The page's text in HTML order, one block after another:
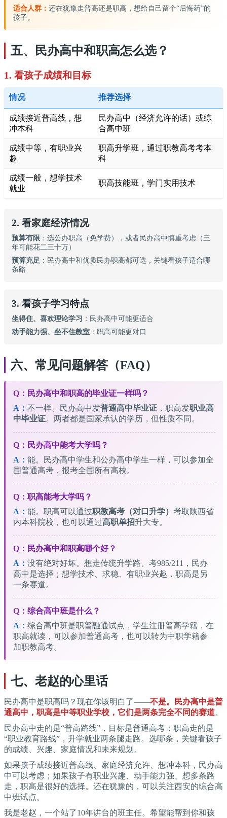
适合人群： 还在犹豫走普高还是职高，想给自己留个“后悔药”的
孩子。
五、民办高中和职高怎么选？
1. 看孩子成绩和目标
情况 推荐选择
成绩接近普高线，想
冲本科
民办高中（经济允许的话）或综
合高中班
成绩中等，有职业兴
趣
职高升学班，通过职教高考考本
科
成绩一般，想学技术
就业
职高技能班，学门实用技术
2. 看家庭经济情况
预算有限 ：选公办职高（免学费），或者民办高中慎重考虑（三
年可能花二三十万）
预算充足 ：民办高中和优质民办职高都可选，关键看孩子适合哪
条路
3. 看孩子学习特点
坐得住、喜欢理论学习 ：民办高中可能更适合
动手能力强、坐不住教室 ：职高可能更对口
六、常见问题解答（FAQ）
Q：民办高中和职高的毕业证一样吗？
A： 不一样。民办高中发普通高中毕业证 ，职高发职业高
中毕业证。两者都是国家承认的学历，但性质不同。
Q：民办高中能考大学吗？
A： 能。民办高中学生和公办高中学生一样，可以参加全
国普通高考，报考全国所有高校。
Q：职高能考大学吗？
A： 能。职高可以通过职教高考（对口升学） 考取陕西省
内本科院校，也可以通过高职单招升大专。
Q：民办高中和职高哪个好？
A： 没有绝对好坏。想走传统升学路、考985/211，民办
高中是选择；想学技术、求稳、有职业兴趣，职高是另
一条赛道。
Q：综合高中班是什么？
A： 综合高中班是职普融通试点，学生注册普高学籍，在
职高就读，可以参加普通高考，也可以转为中职学籍参
加职教高考。
七、老赵的心里话
民办高中是职高吗？现在你该明白了——不是。民办高中是普
通高中，职高是中等职业学校，它们是两条完全不同的赛道。
民办高中走的是“普高路线”，目标是普通高考；职高走的是
“职业教育路线”，升学就业两条腿走路。选哪条，关键看孩子
的成绩、兴趣、家庭情况和未来规划。
如果孩子成绩接近普高线、家庭经济允许、想冲本科，民办高
中可以考虑；如果孩子有职业兴趣、动手能力强、想多条路
走，职高是很好的选择。还在犹豫的，可以关注西安的综合高
中班试点。
我是老赵，一个站了10年讲台的班主任。希望能帮到你和孩